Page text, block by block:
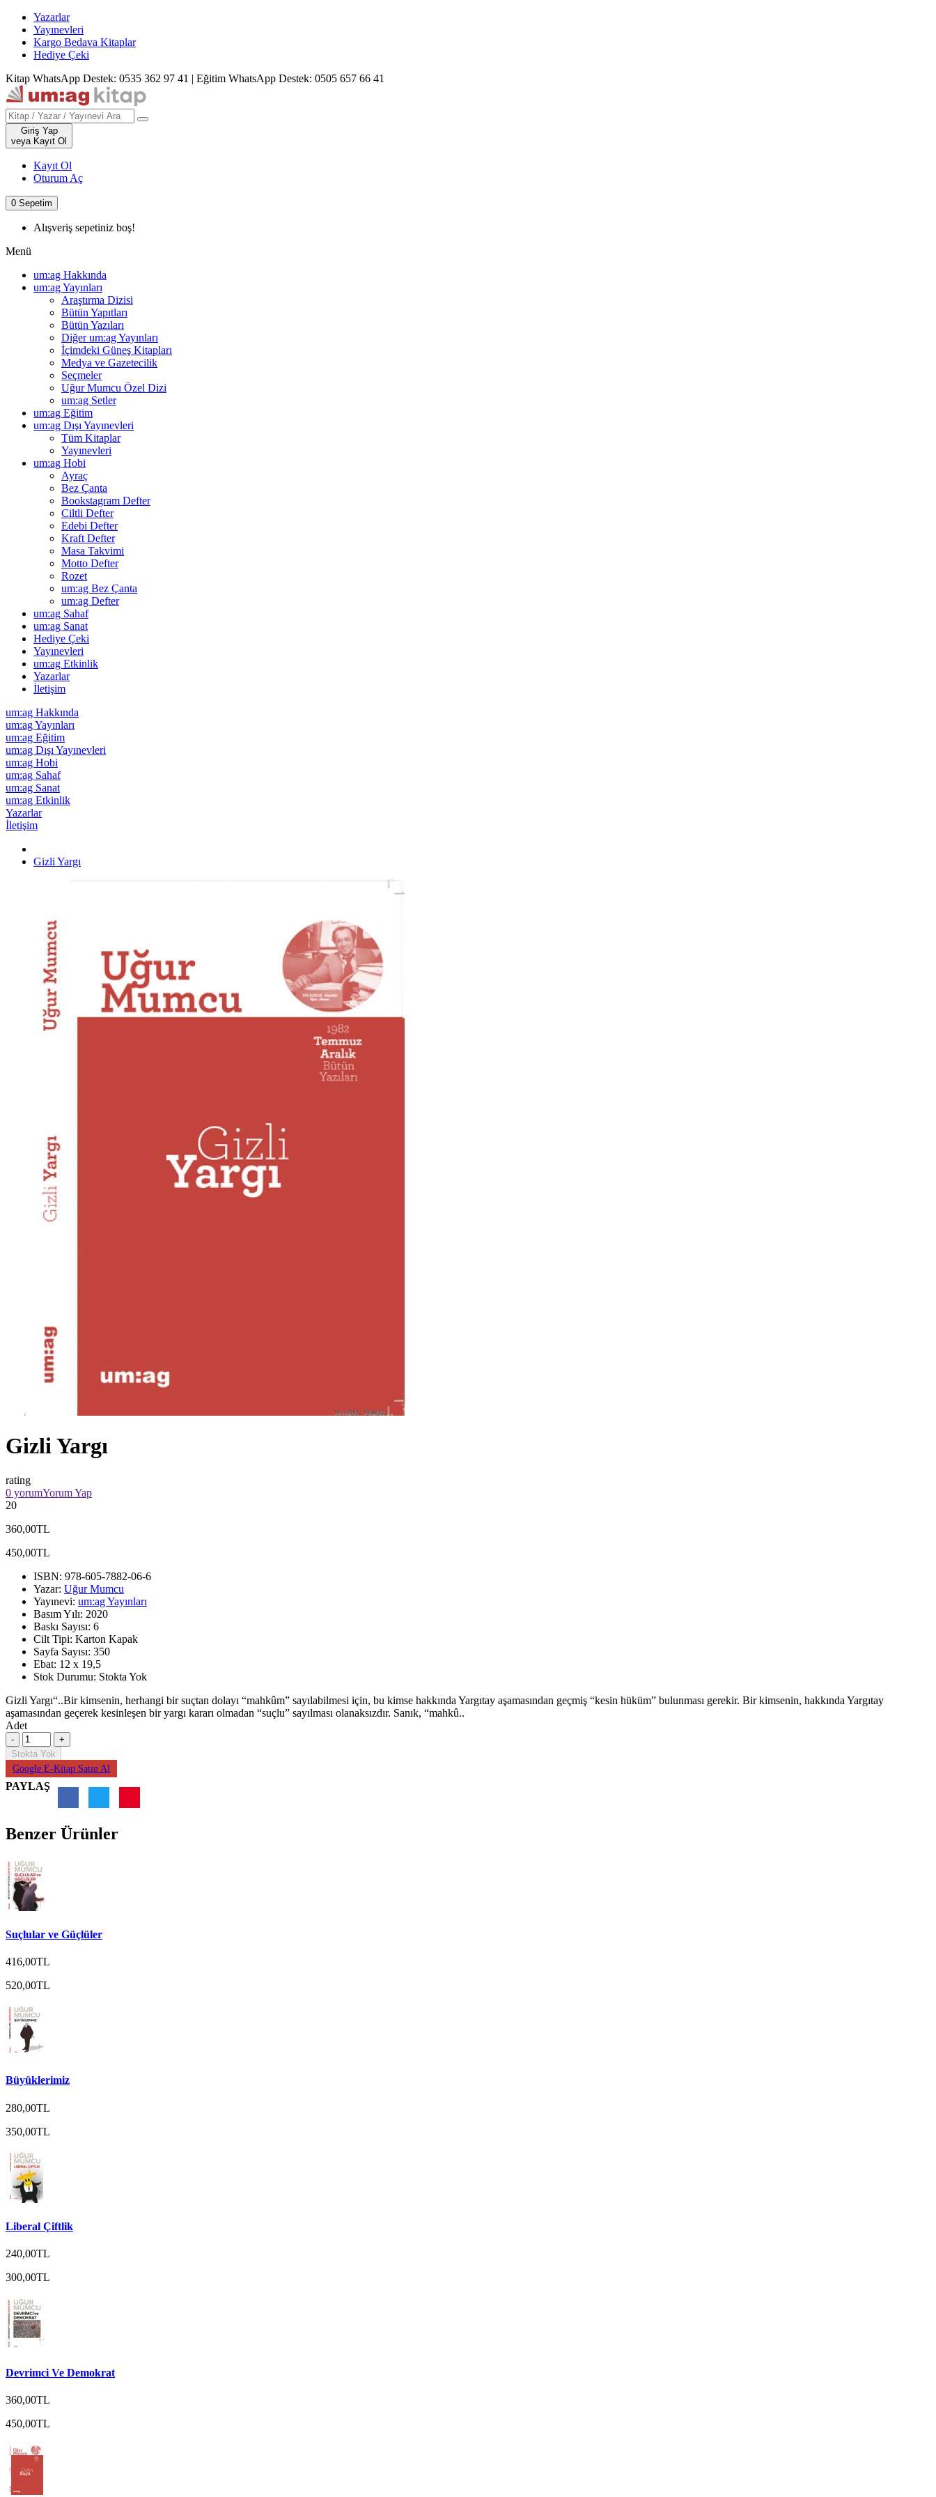
Yazarlar
Yayınevleri
Kargo Bedava Kitaplar
Hediye Çeki
Kitap WhatsApp Destek: 0535 362 97 41 | Eğitim WhatsApp Destek: 0505 657 66 41
Giriş Yap
veya Kayıt Ol
Kayıt Ol
Oturum Aç
0 Sepetim
Alışveriş sepetiniz boş!
Menü
um:ag Hakkında
um:ag Yayınları
Araştırma Dizisi
Bütün Yapıtları
Bütün Yazıları
Diğer um:ag Yayınları
İçimdeki Güneş Kitapları
Medya ve Gazetecilik
Seçmeler
Uğur Mumcu Özel Dizi
um:ag Setler
um:ag Eğitim
um:ag Dışı Yayınevleri
Tüm Kitaplar
Yayınevleri
um:ag Hobi
Ayraç
Bez Çanta
Bookstagram Defter
Ciltli Defter
Edebi Defter
Kraft Defter
Masa Takvimi
Motto Defter
Rozet
um:ag Bez Çanta
um:ag Defter
um:ag Sahaf
um:ag Sanat
Hediye Çeki
Yayınevleri
um:ag Etkinlik
Yazarlar
İletişim
um:ag Hakkında
um:ag Yayınları
um:ag Eğitim
um:ag Dışı Yayınevleri
um:ag Hobi
um:ag Sahaf
um:ag Sanat
um:ag Etkinlik
Yazarlar
İletişim
Gizli Yargı
Gizli Yargı
rating
0 yorumYorum Yap
20
360,00TL
450,00TL
ISBN: 978-605-7882-06-6
Yazar: Uğur Mumcu
Yayınevi: um:ag Yayınları
Basım Yılı: 2020
Baskı Sayısı: 6
Cilt Tipi: Karton Kapak
Sayfa Sayısı: 350
Ebat: 12 x 19,5
Stok Durumu: Stokta Yok
Gizli Yargı“..Bir kimsenin, herhangi bir suçtan dolayı “mahkûm” sayılabilmesi için, bu kimse hakkında Yargıtay aşamasından geçmiş “kesin hüküm” bulunması gerekir. Bir kimsenin, hakkında Yargıtay
aşamasından geçerek kesinleşen bir yargı kararı olmadan “suçlu” sayılması olanaksızdır. Sanık, “mahkû..
Adet
Stokta Yok
Google E-Kitap Satın Al
PAYLAŞ
Benzer Ürünler
Suçlular ve Güçlüler
416,00TL
520,00TL
Büyüklerimiz
280,00TL
350,00TL
Liberal Çiftlik
240,00TL
300,00TL
Devrimci Ve Demokrat
360,00TL
450,00TL